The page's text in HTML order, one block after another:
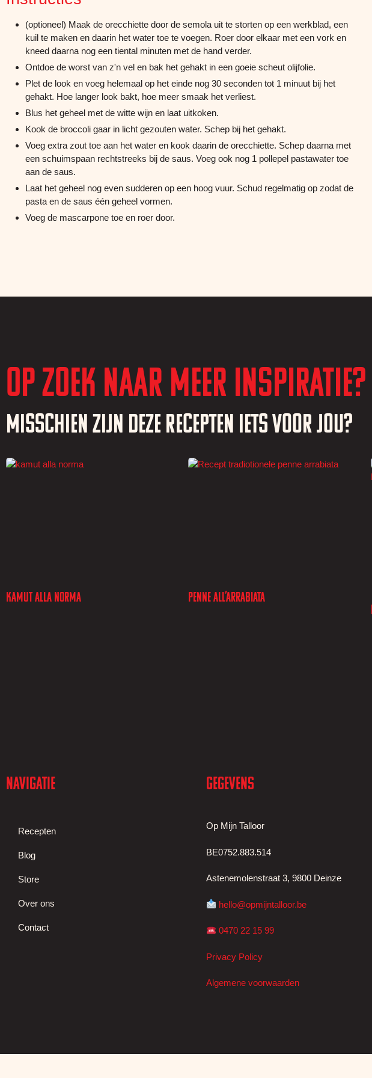
(optioneel) Maak de orecchiette door de semola uit te storten op een werkblad, een
kuil te maken en daarin het water toe te voegen. Roer door elkaar met een vork en
kneed daarna nog een tiental minuten met de hand verder.
Ontdoe de worst van z'n vel en bak het gehakt in een goeie scheut olijfolie.
Plet de look en voeg helemaal op het einde nog 30 seconden tot 1 minuut bij het
gehakt. Hoe langer look bakt, hoe meer smaak het verliest.
Blus het geheel met de witte wijn en laat uitkoken.
Kook de broccoli gaar in licht gezouten water. Schep bij het gehakt.
Voeg extra zout toe aan het water en kook daarin de orecchiette. Schep daarna met
een schuimspaan rechtstreeks bij de saus. Voeg ook nog 1 pollepel pastawater toe
aan de saus.
Laat het geheel nog even sudderen op een hoog vuur. Schud regelmatig op zodat de
pasta en de saus één geheel vormen.
Voeg de mascarpone toe en roer door.
Op zoek naar meer inspiratie?
Misschien zijn deze recepten iets voor jou?
Kamut alla norma
Penne all’arrabiata
Navigatie
Recepten
Blog
Store
Over ons
Contact
Gegevens
Op Mijn Talloor
BE0752.883.514
Astenemolenstraat 3, 9800 Deinze
hello@opmijntalloor.be
0470 22 15 99
Privacy Policy
Algemene voorwaarden